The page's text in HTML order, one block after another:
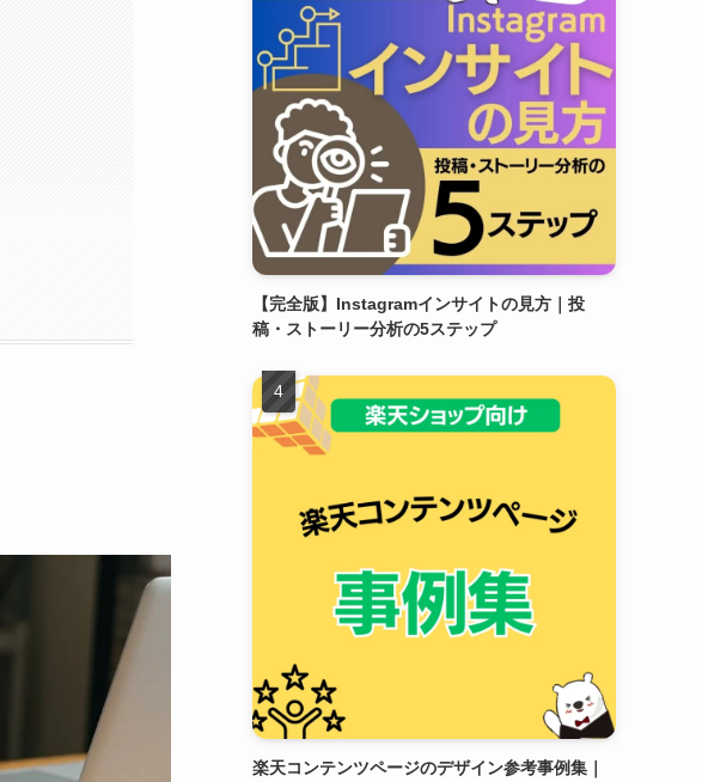
【完全版】Instagramインサイトの見方｜投
稿・ストーリー分析の5ステップ
楽天コンテンツページのデザイン参考事例集｜